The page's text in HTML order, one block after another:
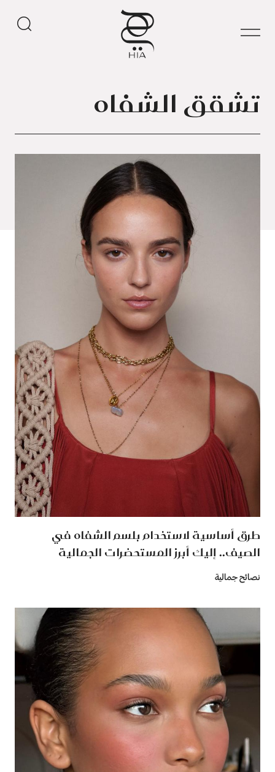
تشقق الشفاه
طرق أساسية لاستخدام بلسم الشفاه في
الصيف.. إليك أبرز المستحضرات الجمالية
نصائح جمالية